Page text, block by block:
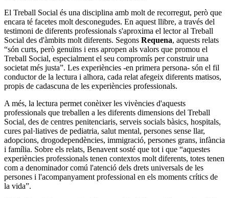
El Treball Social és una disciplina amb molt de recorregut, però que
encara té facetes molt desconegudes. En aquest llibre, a través del
testimoni de diferents professionals s'aproxima el lector al Treball
Social des d'àmbits molt diferents. Segons Requena, aquests relats
“són curts, però genuïns i ens apropen als valors que promou el
Treball Social, especialment el seu compromís per construir una
societat més justa”. Les experiències -en primera persona- són el fil
conductor de la lectura i alhora, cada relat afegeix diferents matisos,
propis de cadascuna de les experiències professionals.
A més, la lectura permet conèixer les vivències d'aquests
professionals que treballen a les diferents dimensions del Treball
Social, des de centres penitenciaris, serveis socials bàsics, hospitals,
cures pal·liatives de pediatria, salut mental, persones sense llar,
adopcions, drogodependències, immigració, persones grans, infància
i família. Sobre els relats, Benavent sosté que tot i que “aquestes
experiències professionals tenen contextos molt diferents, totes tenen
com a denominador comú l'atenció dels drets universals de les
persones i l'acompanyament professional en els moments crítics de
la vida”.